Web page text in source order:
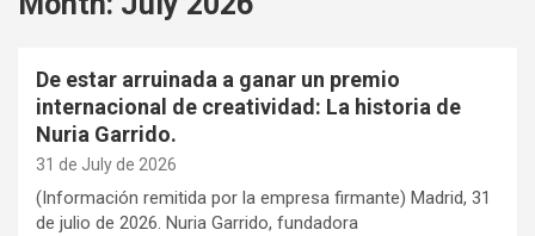
De estar arruinada a ganar un premio
internacional de creatividad: La historia de
Nuria Garrido.
31 de July de 2026
(Información remitida por la empresa firmante) Madrid, 31
de julio de 2026. Nuria Garrido, fundadora